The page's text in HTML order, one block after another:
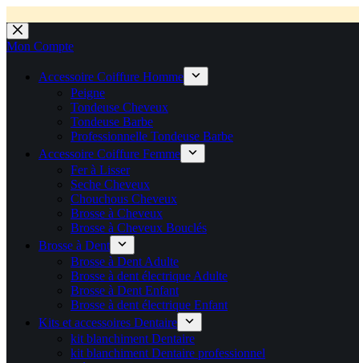
Passer
au
Mon Compte
Accessoire Coiffure Homme
Peigne
Tondeuse Cheveux
Tondeuse Barbe
Professionnelle Tondeuse Barbe
Accessoire Coiffure Femme
Fer à Lisser
Seche Cheveux
Chouchous Cheveux
Brosse à Cheveux
Brosse à Cheveux Bouclés
Brosse à Dent
Brosse à Dent Adulte
Brosse à dent électrique Adulte
Brosse à Dent Enfant
Brosse à dent électrique Enfant
Kits et accessoires Dentaire
kit blanchiment Dentaire
kit blanchiment Dentaire professionnel